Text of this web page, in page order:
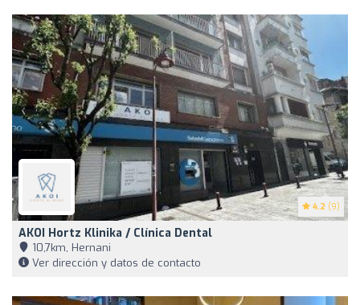
4.2 (9)
AKOI Hortz Klinika / Clínica Dental
10,7km, Hernani
Ver dirección y datos de contacto